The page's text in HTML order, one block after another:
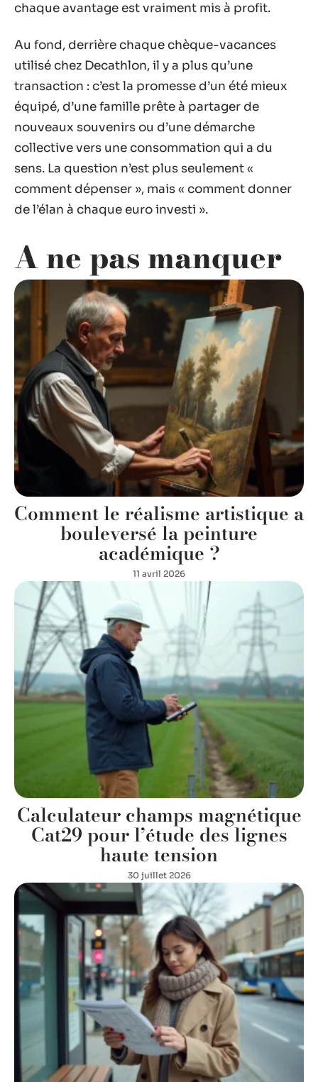
chaque avantage est vraiment mis à profit.
Au fond, derrière chaque chèque-vacances
utilisé chez Decathlon, il y a plus qu’une
transaction : c’est la promesse d’un été mieux
équipé, d’une famille prête à partager de
nouveaux souvenirs ou d’une démarche
collective vers une consommation qui a du
sens. La question n’est plus seulement «
comment dépenser », mais « comment donner
de l’élan à chaque euro investi ».
A ne pas manquer
Comment le réalisme artistique a
bouleversé la peinture
académique ?
11 avril 2026
Calculateur champs magnétique
Cat29 pour l’étude des lignes
haute tension
30 juillet 2026